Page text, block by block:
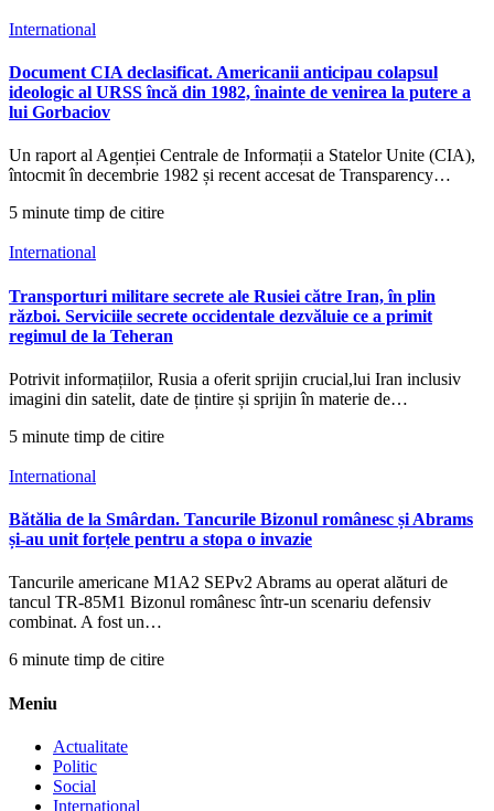
International
Document CIA declasificat. Americanii anticipau colapsul
ideologic al URSS încă din 1982, înainte de venirea la putere a
lui Gorbaciov
Un raport al Agenției Centrale de Informații a Statelor Unite (CIA),
întocmit în decembrie 1982 și recent accesat de Transparency…
5 minute timp de citire
International
Transporturi militare secrete ale Rusiei către Iran, în plin
război. Serviciile secrete occidentale dezvăluie ce a primit
regimul de la Teheran
Potrivit informațiilor, Rusia a oferit sprijin crucial,lui Iran inclusiv
imagini din satelit, date de țintire și sprijin în materie de…
5 minute timp de citire
International
Bătălia de la Smârdan. Tancurile Bizonul românesc și Abrams
și-au unit forțele pentru a stopa o invazie
Tancurile americane M1A2 SEPv2 Abrams au operat alături de
tancul TR-85M1 Bizonul românesc într-un scenariu defensiv
combinat. A fost un…
6 minute timp de citire
Meniu
Actualitate
Politic
Social
International